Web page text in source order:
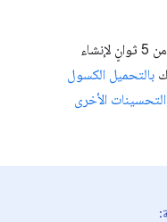
ليس عليك تحميل كل شيء في أقل من 5 ثوانٍ لإنشاء
الكسول
الأخرى